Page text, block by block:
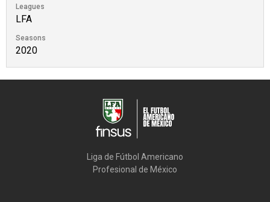
Leagues
LFA
Seasons
2020
Liga de Fútbol Americano
Profesional de México